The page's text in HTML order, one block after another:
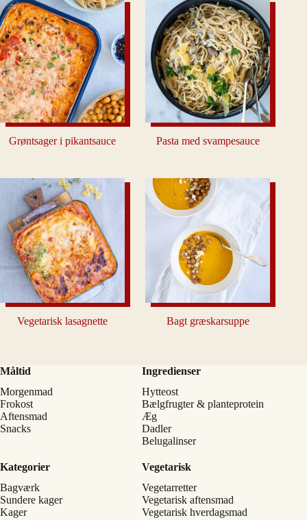
Grøntsager i pikantsauce Pasta med svampesauce
Vegetarisk lasagnette Bagt græskarsuppe
Måltid
Morgenmad
Frokost
Aftensmad
Snacks
Ingredienser
Hytteost
Bælgfrugter & planteprotein
Æg
Dadler
Belugalinser
Kategorier
Bagværk
Sundere kager
Kager
Vegetarisk
Vegetarretter
Vegetarisk aftensmad
Vegetarisk hverdagsmad